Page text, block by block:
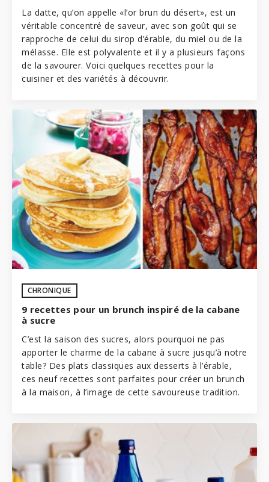
La datte, qu’on appelle «l’or brun du désert», est un
véritable concentré de saveur, avec son goût qui se
rapproche de celui du sirop d’érable, du miel ou de la
mélasse. Elle est polyvalente et il y a plusieurs façons
de la savourer. Voici quelques recettes pour la
cuisiner et des variétés à découvrir.
CHRONIQUE
9 recettes pour un brunch inspiré de la cabane
à sucre
C’est la saison des sucres, alors pourquoi ne pas
apporter le charme de la cabane à sucre jusqu’à notre
table? Des plats classiques aux desserts à l’érable,
ces neuf recettes sont parfaites pour créer un brunch
à la maison, à l’image de cette savoureuse tradition.